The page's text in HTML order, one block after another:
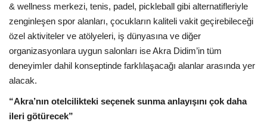
& wellness merkezi, tenis, padel, pickleball gibi alternatifleriyle
zenginleşen spor alanları, çocukların kaliteli vakit geçirebileceği
özel aktiviteler ve atölyeleri, iş dünyasına ve diğer
organizasyonlara uygun salonları ise Akra Didim’in tüm
deneyimler dahil konseptinde farklılaşacağı alanlar arasında yer
alacak.
“Akra’nın otelcilikteki seçenek sunma anlayışını çok daha
ileri götürecek”